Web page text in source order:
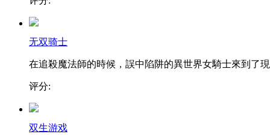
无双骑士
在追殺魔法師的時候，誤中陷阱的異世界女騎士來到了
评分:
双生游戏